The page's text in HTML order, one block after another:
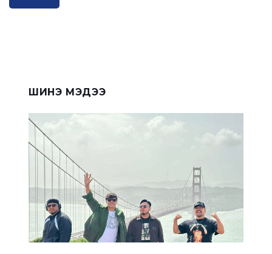
ШИНЭ МЭДЭЭ